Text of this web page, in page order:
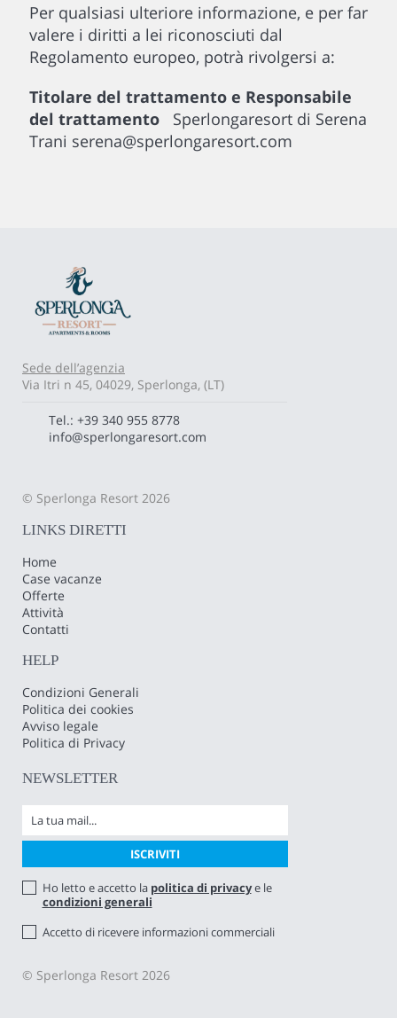
Per qualsiasi ulteriore informazione, e per far
valere i diritti a lei riconosciuti dal
Regolamento europeo, potrà rivolgersi a:
Titolare del trattamento e Responsabile
del trattamentoSperlongaresort di Serena
Trani serena@sperlongaresort.com
Sede dell’agenzia
Via Itri n 45, 04029, Sperlonga, (LT)
Tel.: +39 340 955 8778
info@sperlongaresort.com
© Sperlonga Resort 2026
LINKS DIRETTI
Home
Case vacanze
Offerte
Attività
Contatti
HELP
Condizioni Generali
Politica dei cookies
Avviso legale
Politica di Privacy
NEWSLETTER
Ho letto e accetto la politica di privacye le
condizioni generali
Accetto di ricevere informazioni commerciali
© Sperlonga Resort 2026